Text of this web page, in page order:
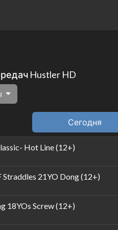
Hustler HD
Сегодня
Hot Line (12+)
Straddles 21YO Dong (12+)
18YOs Screw (12+)